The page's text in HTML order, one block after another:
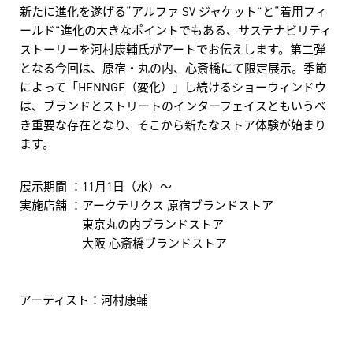
新たに進化を遂げる“アルファ SV ジャケット”と“着用フィ
ールド”進化の大きなポイントでもある、サステナビリティ
ストーリーを河村康輔氏がアートでお伝えします。第二弾
となる今回は、原宿・丸の内、心斎橋にて限定展示。季節
によって「HENNGE（変化）」し続けるショーウィンドウ
は、ブランドとストリートのインターフェイスともいうべ
き重要な存在となり、そこから新たなストア体験が始まり
ます。
展示期間 ：11月1日（水）～
実施店舗 ：アークテリクス 原宿ブランドストア
東京丸の内ブランドストア
大阪 心斎橋ブランドストア
アーティスト：河村康輔